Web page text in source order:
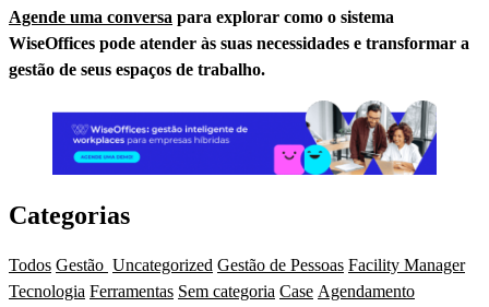
Agende uma conversa para explorar como o sistema
WiseOffices pode atender às suas necessidades e transformar a
gestão de seus espaços de trabalho.
Categorias
Todos Gestão Uncategorized Gestão de Pessoas Facility Manager
Tecnologia Ferramentas Sem categoria Case Agendamento